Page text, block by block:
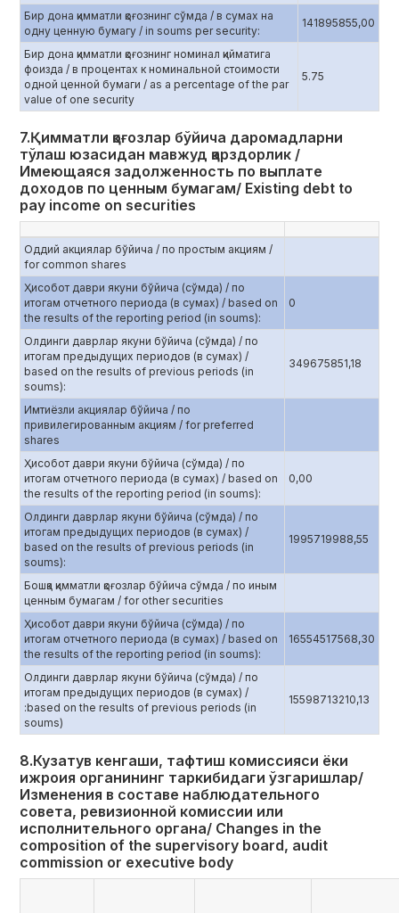
Бир дона қимматли қоғознинг сўмда / в сумах на
одну ценную бумагу / in soums per security:
141895855,00
Бир дона қимматли қоғознинг номинал қийматига
фоизда / в процентах к номинальной стоимости
одной ценной бумаги / as a percentage of the par
value of one security
5.75
7.Қимматли қоғозлар бўйича даромадларни
тўлаш юзасидан мавжуд қарздорлик /
Имеющаяся задолженность по выплате
доходов по ценным бумагам/ Existing debt to
pay income on securities
Оддий акциялар бўйича / по простым акциям /
for common shares
Ҳисобот даври якуни бўйича (сўмда) / по
итогам отчетного периода (в сумах) / based on
the results of the reporting period (in soums):
0
Олдинги даврлар якуни бўйича (сўмда) / по
итогам предыдущих периодов (в сумах) /
based on the results of previous periods (in
soums):
349675851,18
Имтиёзли акциялар бўйича / по
привилегированным акциям / for preferred
shares
Ҳисобот даври якуни бўйича (сўмда) / по
итогам отчетного периода (в сумах) / based on
the results of the reporting period (in soums):
0,00
Олдинги даврлар якуни бўйича (сўмда) / по
итогам предыдущих периодов (в сумах) /
based on the results of previous periods (in
soums):
1995719988,55
Бошқа қимматли қоғозлар бўйича сўмда / по иным
ценным бумагам / for other securities
Ҳисобот даври якуни бўйича (сўмда) / по
итогам отчетного периода (в сумах) / based on
the results of the reporting period (in soums):
16554517568,30
Олдинги даврлар якуни бўйича (сўмда) / по
итогам предыдущих периодов (в сумах) /
:based on the results of previous periods (in
soums)
15598713210,13
8.Кузатув кенгаши, тафтиш комиссияси ёки
ижроия органининг таркибидаги ўзгаришлар/
Изменения в составе наблюдательного
совета, ревизионной комиссии или
исполнительного органа/ Changes in the
composition of the supervisory board, audit
commission or executive body